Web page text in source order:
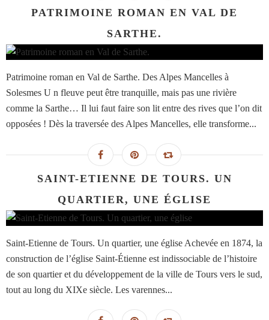
PATRIMOINE ROMAN EN VAL DE
SARTHE.
Patrimoine roman en Val de Sarthe. Des Alpes Mancelles à
Solesmes U n fleuve peut être tranquille, mais pas une rivière
comme la Sarthe… Il lui faut faire son lit entre des rives que l’on dit
opposées ! Dès la traversée des Alpes Mancelles, elle transforme...
SAINT-ETIENNE DE TOURS. UN
QUARTIER, UNE ÉGLISE
Saint-Etienne de Tours. Un quartier, une église Achevée en 1874, la
construction de l’église Saint-Étienne est indissociable de l’histoire
de son quartier et du développement de la ville de Tours vers le sud,
tout au long du XIXe siècle. Les varennes...